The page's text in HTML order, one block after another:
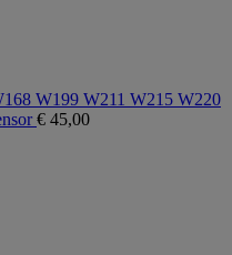
W199 W211 W215 W220
€ 45,00